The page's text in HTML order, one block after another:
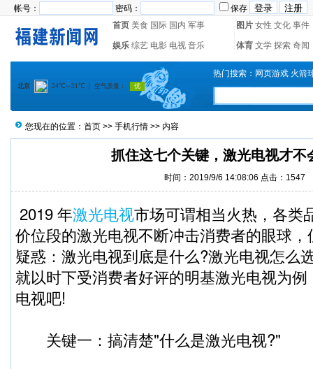
帐号： 密码：
保存
首页 美食 国际 国内 军事 图片 女性 文化 事件
娱乐 综艺 电影 电视 音乐 体育 文学 探索 奇闻
热门搜索： 网页游戏 火箭
您现在的位置： 首页 >> 手机行情 >> 内容
抓住这七个关键，激光电视才不
时间：2019/9/6 14:08:06 点击：1547
2019 年激光电视市场可谓相当火热，各类
价位段的激光电视不断冲击消费者的眼球
疑惑：激光电视到底是什么?激光电视怎么
就以时下受消费者好评的明基激光电视为
电视吧!
关键一：搞清楚"什么是激光电视?"